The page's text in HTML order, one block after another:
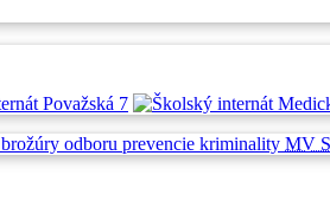
brožúry odboru prevencie kriminality MV